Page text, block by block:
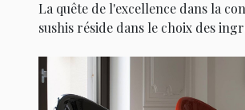
La quête de l'excellence dans la
sushis réside dans le choix des